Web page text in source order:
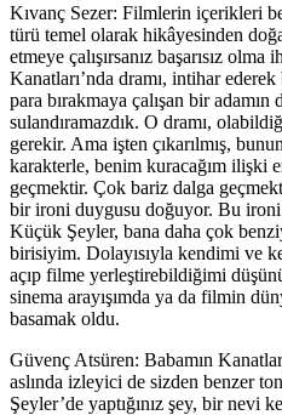
Kıvanç Sezer: Filmlerin içerikleri
türü temel olarak hikâyesinden
etmeye çalışırsanız başarısız
Kanatları’nda dramı, intihar
para bırakmaya çalışan bir adamın
sulandıramazdık. O dramı,
gerekir. Ama işten çıkarılmış,
karakterle, benim kuracağım ilişki
geçmektir. Çok bariz dalga
bir ironi duygusu doğuyor. Bu
Küçük Şeyler, bana daha çok
birisiyim. Dolayısıyla kendimi ve
açıp filme yerleştirebildiğimi
sinema arayışımda ya da filmin
basamak oldu.
Güvenç Atsüren: Babamın
aslında izleyici de sizden benzer
Şeyler’de yaptığınız şey, bir nevi